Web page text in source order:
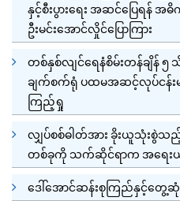
နှင့်စီးပွားရေး အဆင်ပြေရန်
ဦးမင်းအောင်လှိုင်ပြောကြား
တစ်နှစ်လျင်ရေနံစိမ်းတန်ချိန်
ချက်စက်ရုံ ပထမအဆင့်လုပ်ငန်းမ
ကြည့်ရှု
လျှပ်စစ်ဓါတ်အား ခိုးယူသုံးစွဲသ
တစ်ခုကို သက်ဆိုင်ရာက အရေး
ဒေါ်အောင်ဆန်းစုကြည်နှင့်တွေ့ဆုံ